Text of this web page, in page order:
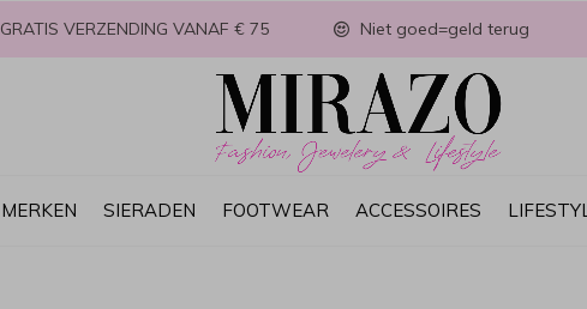
MERKEN SIERADEN FOOTWEAR ACCESSOIRES
GRATIS VERZENDING VANAF € 75 Niet goed=geld terug